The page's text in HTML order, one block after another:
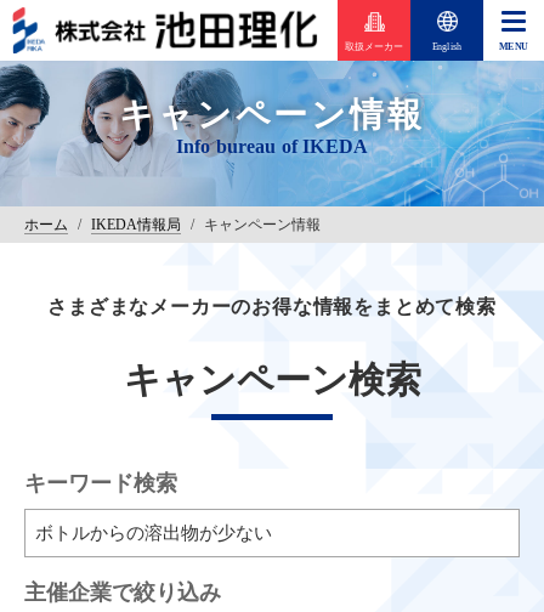
取扱メーカー English
キャンペーン情報
ホーム / IKEDA情報局 / キャンペーン情報
さまざまなメーカーのお得な情報をまとめて検索
キャンペーン検索
キーワード検索
主催企業で絞り込み